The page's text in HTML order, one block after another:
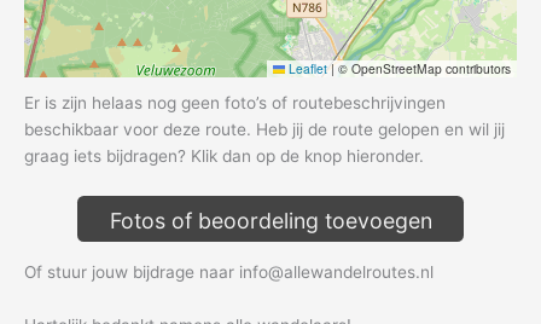
Leaflet | © OpenStreetMap contributors
Er is zijn helaas nog geen foto’s of routebeschrijvingen
beschikbaar voor deze route. Heb jij de route gelopen en wil jij
graag iets bijdragen? Klik dan op de knop hieronder.
Fotos of beoordeling toevoegen
Of stuur jouw bijdrage naar info@allewandelroutes.nl